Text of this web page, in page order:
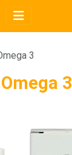
3
Omega 3